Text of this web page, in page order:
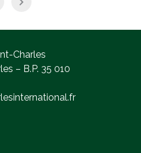
Charles
– B.P. 35 010